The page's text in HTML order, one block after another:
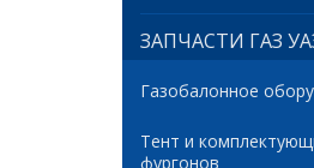
ЗАПЧАСТИ ГАЗ
Газобалонное
Тент и
фургонов